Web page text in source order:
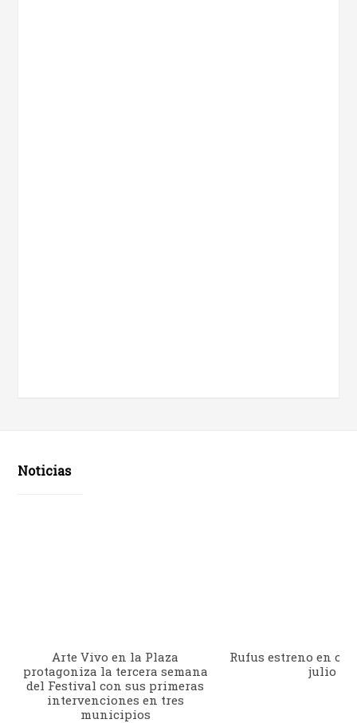
Noticias
Arte Vivo en la Plaza
protagoniza la tercera semana
del Festival con sus primeras
intervenciones en tres
municipios
Rufus estreno en
julio